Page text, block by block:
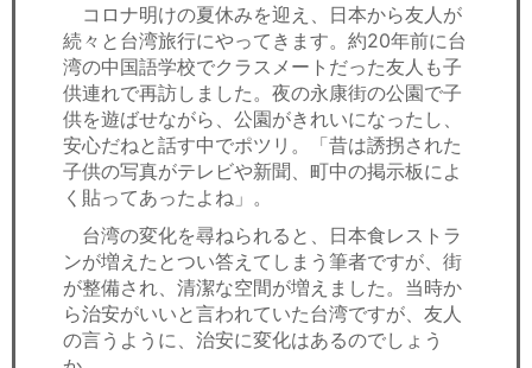
セミナー
経済ニュース
労務顧問
ＩＴ
飲食店情報
コロナ明けの夏休みを迎え、日本から友人が
続々と台湾旅行にやってきます。約20年前に台
湾の中国語学校でクラスメートだった友人も子
供連れで再訪しました。夜の永康街の公園で子
供を遊ばせながら、公園がきれいになったし、
安心だねと話す中でポツリ。「昔は誘拐された
子供の写真がテレビや新聞、町中の掲示板によ
く貼ってあったよね」。
台湾の変化を尋ねられると、日本食レストラ
ンが増えたとつい答えてしまう筆者ですが、街
が整備され、清潔な空間が増えました。当時か
ら治安がいいと言われていた台湾ですが、友人
の言うように、治安に変化はあるのでしょう